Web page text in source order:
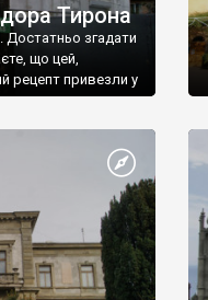
Тирона
Достатньо згадати
що цей,
рецепт привезли у